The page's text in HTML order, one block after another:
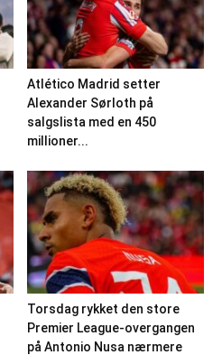
Atlético Madrid setter
Alexander Sørloth på
salgslista med en 450
millioner...
Torsdag rykket den store
Premier League-overgangen
på Antonio Nusa nærmere